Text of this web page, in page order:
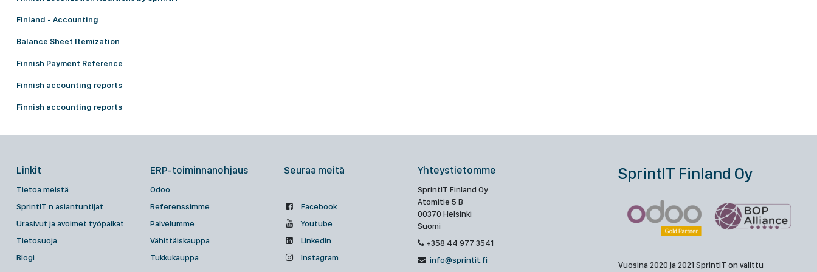
Finland - Accounting
Balance Sheet Itemization
Finnish Payment Reference
Finnish accounting reports
Finnish accounting reports
Linkit
Tietoa meistä
SprintIT:n asiantuntijat
Urasivut ja avoimet työpaikat
Tietosuoja
Blogi
ERP-toiminnanohjaus
Odoo
Referenssimme
Palvelumme
Vähittäiskauppa
Tukkukauppa
Seuraa meitä
Facebook
Youtube
Linkedin
Instagram
Yhteystietomme
SprintIT Finland Oy
Atomitie 5 B
00370 Helsinki
Suomi
+358 44 977 3541
info@sprintit.fi
SprintIT Finland Oy
Vuosina 2020 ja 2021 SprintIT on valittu